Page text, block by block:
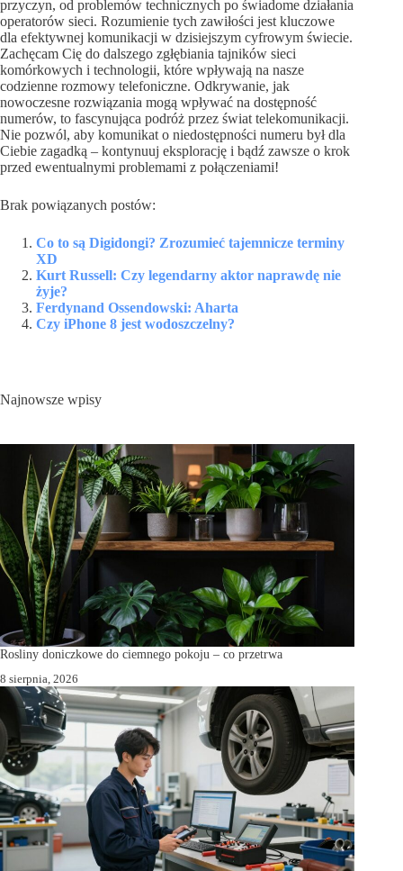
przyczyn, od problemów technicznych po świadome działania
operatorów sieci. Rozumienie tych zawiłości jest kluczowe
dla efektywnej komunikacji w dzisiejszym cyfrowym świecie.
Zachęcam Cię do dalszego zgłębiania tajników sieci
komórkowych i technologii, które wpływają na nasze
codzienne rozmowy telefoniczne. Odkrywanie, jak
nowoczesne rozwiązania mogą wpływać na dostępność
numerów, to fascynująca podróż przez świat telekomunikacji.
Nie pozwól, aby komunikat o niedostępności numeru był dla
Ciebie zagadką – kontynuuj eksplorację i bądź zawsze o krok
przed ewentualnymi problemami z połączeniami!
Brak powiązanych postów:
Co to są Digidongi? Zrozumieć tajemnicze terminy
XD
Kurt Russell: Czy legendarny aktor naprawdę nie
żyje?
Ferdynand Ossendowski: Aharta
Czy iPhone 8 jest wodoszczelny?
Najnowsze wpisy
Rosliny doniczkowe do ciemnego pokoju – co przetrwa
8 sierpnia, 2026